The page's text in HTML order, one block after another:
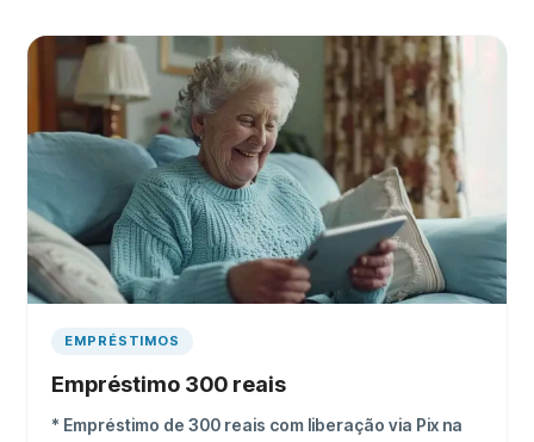
EMPRÉSTIMOS
Empréstimo 300 reais
* Empréstimo de 300 reais com liberação via Pix na